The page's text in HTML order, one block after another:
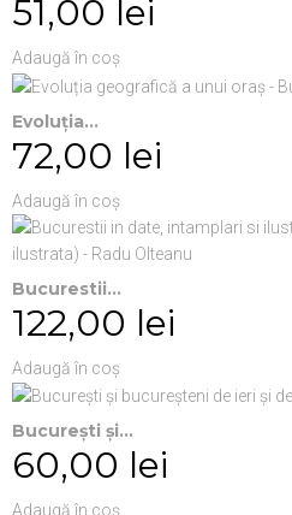
51,00 lei
Adaugă în coș
Evoluția...
72,00 lei
Adaugă în coș
Bucurestii...
122,00 lei
Adaugă în coș
Bucureşti şi...
60,00 lei
Adaugă în coș